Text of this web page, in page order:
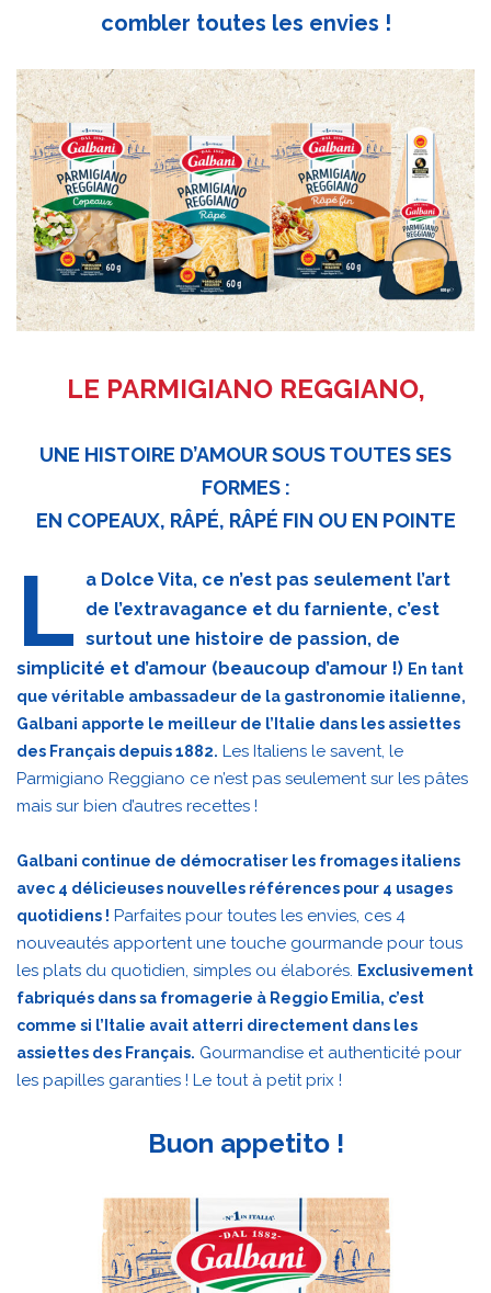
combler toutes les envies !
LE PARMIGIANO REGGIANO,
UNE HISTOIRE D’AMOUR SOUS TOUTES SES
FORMES :
EN COPEAUX, RÂPÉ, RÂPÉ FIN OU EN POINTE
L
a Dolce Vita, ce n’est pas seulement l’art
de l’extravagance et du farniente, c’est
surtout une histoire de passion, de
simplicité et d’amour (beaucoup d’amour !) En tant
que véritable ambassadeur de la gastronomie italienne,
Galbani apporte le meilleur de l’Italie dans les assiettes
des Français depuis 1882. Les Italiens le savent, le
Parmigiano Reggiano ce n’est pas seulement sur les pâtes
mais sur bien d’autres recettes !
Galbani continue de démocratiser les fromages italiens
avec 4 délicieuses nouvelles références pour 4 usages
quotidiens ! Parfaites pour toutes les envies, ces 4
nouveautés apportent une touche gourmande pour tous
les plats du quotidien, simples ou élaborés. Exclusivement
fabriqués dans sa fromagerie à Reggio Emilia, c’est
comme si l’Italie avait atterri directement dans les
assiettes des Français. Gourmandise et authenticité pour
les papilles garanties ! Le tout à petit prix !
Buon appetito !